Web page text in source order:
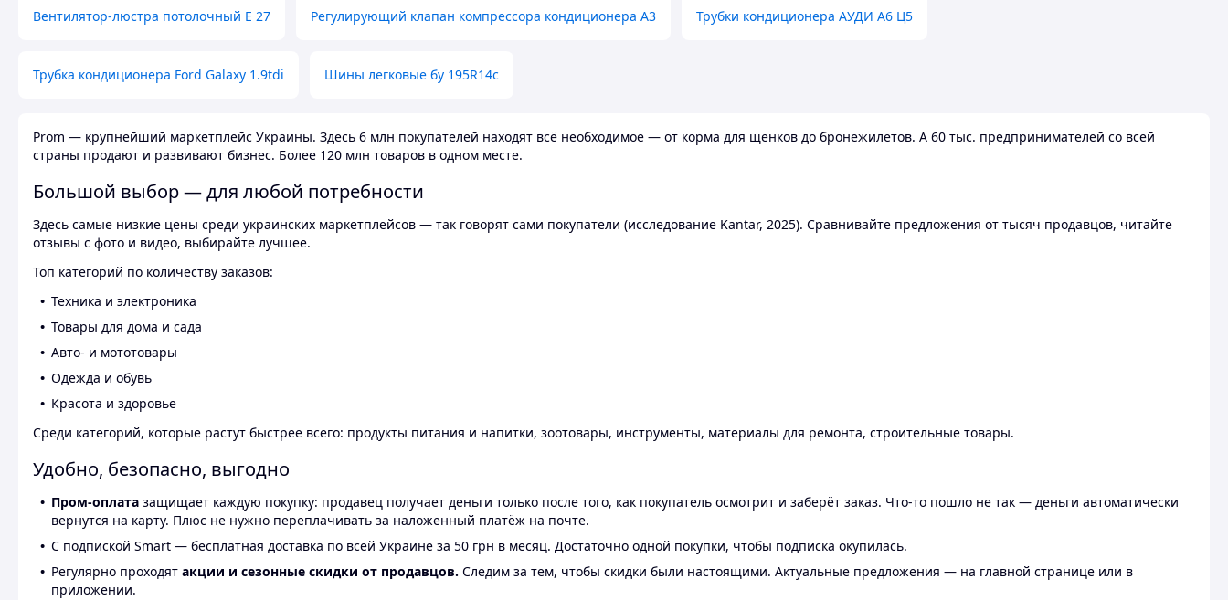
Вентилятор-люстра потолочный E 27 Регулирующий клапан компрессора кондиционера А3 Трубки кондиционера АУДИ А6 Ц5
Трубка кондиционера Ford Galaxy 1.9tdi Шины легковые бу 195R14c
Prom — крупнейший маркетплейс Украины. Здесь 6 млн покупателей находят всё необходимое — от корма для щенков до бронежилетов. А 60 тыс. предпринимателей со всей
страны продают и развивают бизнес. Более 120 млн товаров в одном месте.
Большой выбор — для любой потребности
Здесь самые низкие цены среди украинских маркетплейсов — так говорят сами покупатели (исследование Kantar, 2025). Сравнивайте предложения от тысяч продавцов, читайте
отзывы с фото и видео, выбирайте лучшее.
Топ категорий по количеству заказов:
Техника и электроника
Товары для дома и сада
Авто- и мототовары
Одежда и обувь
Красота и здоровье
Среди категорий, которые растут быстрее всего: продукты питания и напитки, зоотовары, инструменты, материалы для ремонта, строительные товары.
Удобно, безопасно, выгодно
Пром-оплата защищает каждую покупку: продавец получает деньги только после того, как покупатель осмотрит и заберёт заказ. Что-то пошло не так — деньги автоматически
вернутся на карту. Плюс не нужно переплачивать за наложенный платёж на почте.
С подпиской Smart — бесплатная доставка по всей Украине за 50 грн в месяц. Достаточно одной покупки, чтобы подписка окупилась.
Регулярно проходят акции и сезонные скидки от продавцов. Следим за тем, чтобы скидки были настоящими. Актуальные предложения — на главной странице или в
приложении.